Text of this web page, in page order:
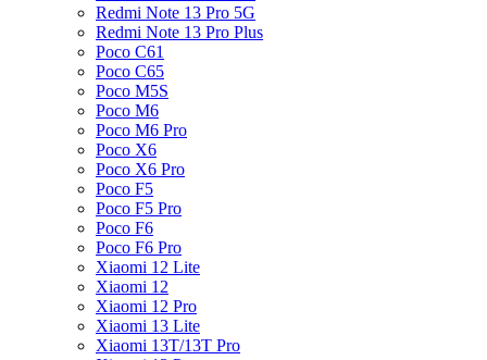
Redmi Note 13 Pro 5G
Redmi Note 13 Pro Plus
Poco C61
Poco C65
Poco M5S
Poco M6
Poco M6 Pro
Poco X6
Poco X6 Pro
Poco F5
Poco F5 Pro
Poco F6
Poco F6 Pro
Xiaomi 12 Lite
Xiaomi 12
Xiaomi 12 Pro
Xiaomi 13 Lite
Xiaomi 13T/13T Pro